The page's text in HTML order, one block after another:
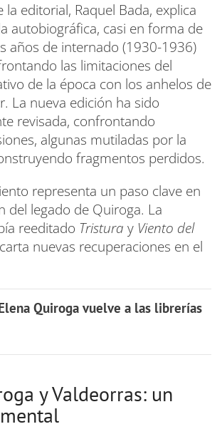
la editorial, Raquel Bada, explica
autobiográfica, casi en forma de
años de internado (1930-1936)
las limitaciones del
de la época con los anhelos de
La nueva edición ha sido
revisada, confrontando
algunas mutiladas por la
fragmentos perdidos.
representa un paso clave en
del legado de Quiroga. La
reeditado Tristura y Viento del
nuevas recuperaciones en el
Quiroga vuelve a las librerías
y Valdeorras: un